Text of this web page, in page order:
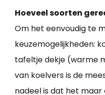
Hoeveel soorten
Om het eenvoudig te
keuzemogelijkheden:
tafeltje dekje (warme
van koelvers is de
nadeel is dat het